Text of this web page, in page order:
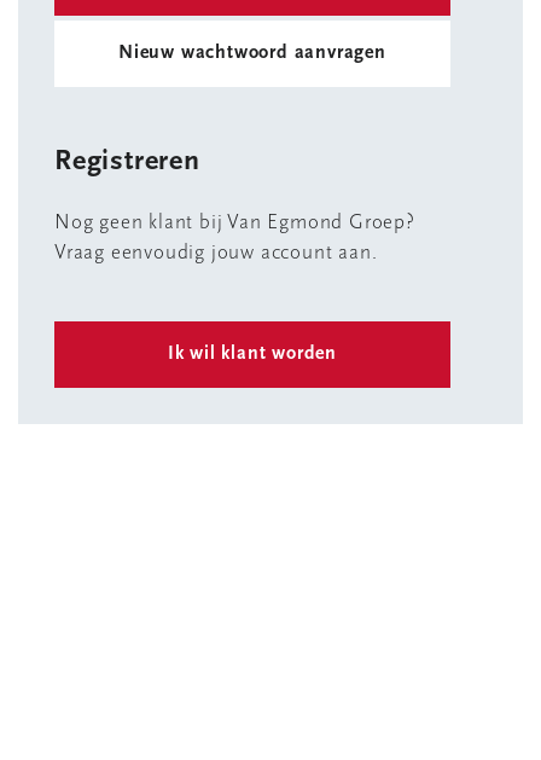
Nieuw wachtwoord aanvragen
Registreren
Nog geen klant bij Van Egmond Groep?
Vraag eenvoudig jouw account aan.
Ik wil klant worden